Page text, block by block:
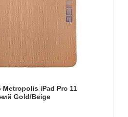
Metropolis iPad Pro 11
Gold/Beige